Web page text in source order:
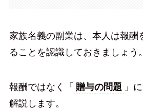
家族名義の副業は、本人は報酬
ることを認識しておきましょう。
報酬ではなく「 贈与の問題 」
解説します。